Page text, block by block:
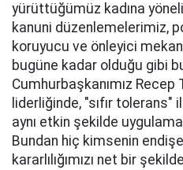
yürüttüğümüz kadına
kanuni düzenlemelerimiz,
koruyucu ve önleyici
bugüne kadar olduğu gibi
Cumhurbaşkanımız Recep
liderliğinde, "sıfır tolerans"
aynı etkin şekilde
Bundan hiç kimsenin
kararlılığımızı net bir